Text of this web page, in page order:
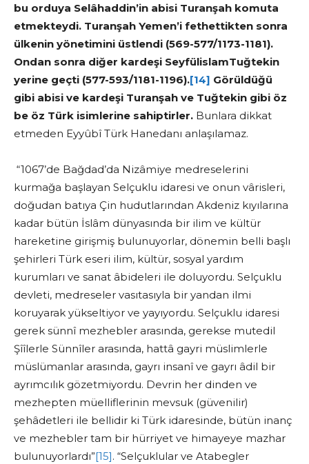
bu orduya Selâhaddin’in abisi Turanşah komuta
etmekteydi. Turanşah Yemen’i fethettikten sonra
ülkenin yönetimini üstlendi (569-577/1173-1181).
Ondan sonra diğer kardeşi SeyfülislamTuğtekin
yerine geçti (577-593/1181-1196).[14] Görüldüğü
gibi abisi ve kardeşi Turanşah ve Tuğtekin gibi öz
be öz Türk isimlerine sahiptirler. Bunlara dikkat
etmeden Eyyûbî Türk Hanedanı anlaşılamaz.
“1067’de Bağdad’da Nizâmiye medreselerini
kurmağa başlayan Selçuklu idaresi ve onun vârisleri,
doğudan batıya Çin hudutlarından Akdeniz kıyılarına
kadar bütün İslâm dünyasında bir ilim ve kültür
hareketine girişmiş bulunuyorlar, dönemin belli başlı
şehirleri Türk eseri ilim, kültür, sosyal yardım
kurumları ve sanat âbideleri ile doluyordu. Selçuklu
devleti, medreseler vasıtasıyla bir yandan ilmi
koruyarak yükseltiyor ve yayıyordu. Selçuklu idaresi
gerek sünnî mezhebler arasında, gerekse mutedil
Şîîlerle Sünnîler arasında, hattâ gayri müslimlerle
müslümanlar arasında, gayrı insanî ve gayrı âdil bir
ayrımcılık gözetmiyordu. Devrin her dinden ve
mezhepten müelliflerinin mevsuk (güvenilir)
şehâdetleri ile bellidir ki Türk idaresinde, bütün inanç
ve mezhebler tam bir hürriyet ve himayeye mazhar
bulunuyorlardı”[15]. “Selçuklular ve Atabegler